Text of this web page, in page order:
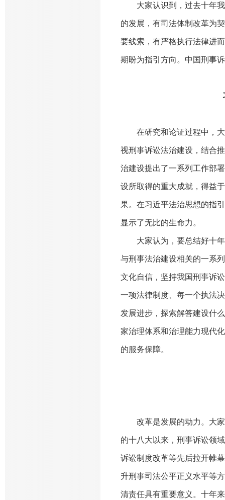
大家认识到，过去十年
的发展，有司法体制改革为
要线索，有严格执行法律进
期盼为指引方向。中国刑事
在研究和论证过程中，
视刑事诉讼法治建设，结合
治建设提出了一系列工作部
设所取得的重大成就，得益
果。在习近平法治思想的指
显示了无比的生命力。
大家认为，要总结好十
与刑事法治建设相关的一系
文化自信，坚持我国刑事诉
一项法律制度、每一个执法
发展进步，探索解答建设什
家治理体系和治理能力现代
的服务保障。
改革是发展的动力。大
的十八大以来，刑事诉讼领
诉讼制度改革等先后拉开帷
升刑事司法公平正义水平等
清责任具有重要意义。十年